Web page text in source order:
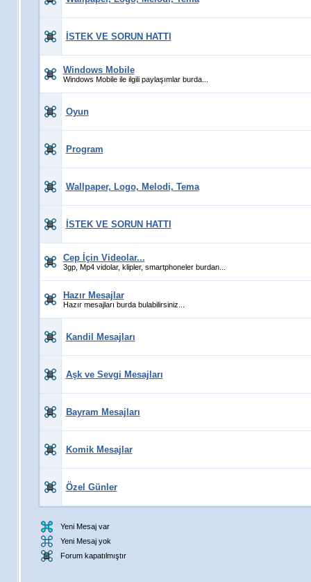
İSTEK VE SORUN HATTI
Windows Mobile
Windows Mobile ile ilgili paylaşımlar burda...
Oyun
Program
Wallpaper, Logo, Melodi, Tema
İSTEK VE SORUN HATTI
Cep İçin Videolar...
3gp, Mp4 vidolar, klipler, smartphoneler burdan...
Hazır Mesajlar
Hazır mesajları burda bulabilirsiniz...
Kandil Mesajları
Aşk ve Sevgi Mesajları
Bayram Mesajları
Komik Mesajlar
Özel Günler
Yeni Mesaj var
Yeni Mesaj yok
Forum kapatılmıştır